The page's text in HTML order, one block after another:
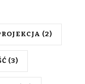
(2)
(3)